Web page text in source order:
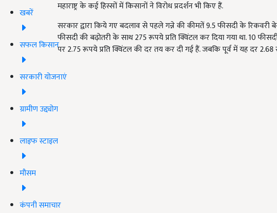
खबरें
सफल किसान
सरकारी योजनाएं
ग्रामीण उद्द्योग
लाइफ स्टाइल
मौसम
कंपनी समाचार
महाराष्ट्र के कई हिस्सों में किसानों ने विरोध प्रदर्शन भी किए हैं.
सरकार द्वारा किये गए बदलाव से पहले गन्ने की कीमतें 9.5 फीसदी के रिकवरी
फीसदी की बढ़ोतरी के साथ 275 रूपये प्रति क्विंटल कर दिया गया था. 10
पर 2.75 रूपये प्रति क्विंटल की दर तय कर दी गई हैं. जबकि पूर्व में यह दर 2.68